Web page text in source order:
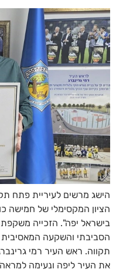
הישג מרשים לעיריית פתח
הציון המקסימלי של חמישה
בישראל יפה". הזכייה
הסביבתי והשקעה
תקווה. ראש העיר רמי
את העיר ליפה ונעימה